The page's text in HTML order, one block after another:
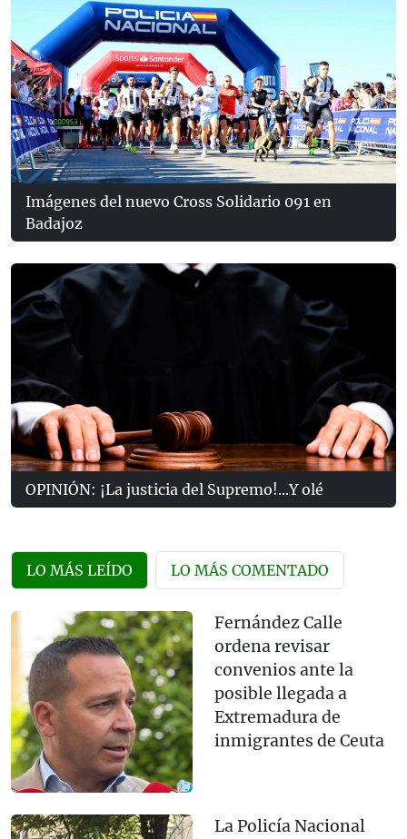
Imágenes del nuevo Cross Solidario 091 en
Badajoz
OPINIÓN: ¡La justicia del Supremo!...Y olé
LO MÁS LEÍDO LO MÁS COMENTADO
Fernández Calle
ordena revisar
convenios ante la
posible llegada a
Extremadura de
inmigrantes de Ceuta
La Policía Nacional